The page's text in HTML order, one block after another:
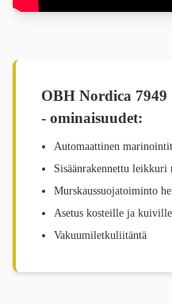
OBH Nordica 7949
- ominaisuudet:
Automaattinen
Sisäänrakennettu
Murskaussuojatoiminto
Asetus kosteille ja
Vakuumiletkuliitäntä